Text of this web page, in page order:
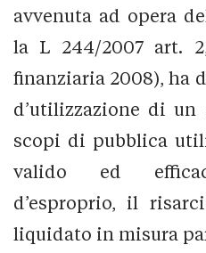
avvenuta ad opera
la L 244/2007 art.
finanziaria 2008), ha
d’utilizzazione di
scopi di pubblica
valido ed
d’esproprio, il
liquidato in misura